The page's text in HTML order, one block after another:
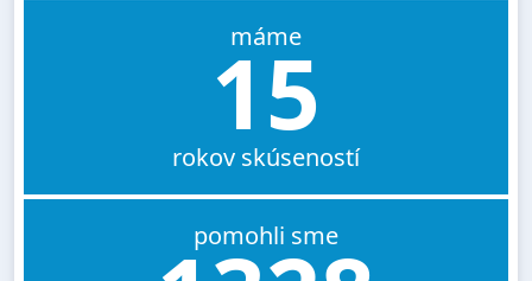
máme
15
rokov skúseností
pomohli sme